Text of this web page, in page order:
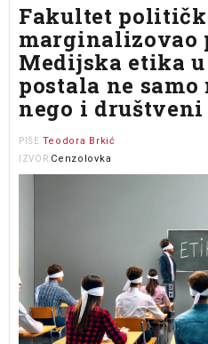
Fakultet
marginalizovao
Medijska etika
postala ne
nego i
PIŠE Teodora Brkić
IZVOR Cenzolovka